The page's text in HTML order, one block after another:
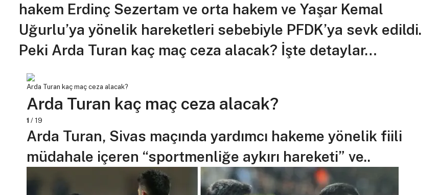
hakem Erdinç Sezertam ve orta hakem ve Yaşar Kemal
Uğurlu’ya yönelik hareketleri sebebiyle PFDK’ya sevk edildi.
Peki Arda Turan kaç maç ceza alacak? İşte detaylar…
Arda Turan kaç maç ceza alacak?
Arda Turan kaç maç ceza alacak?
1 / 19
Arda Turan, Sivas maçında yardımcı hakeme yönelik fiili
müdahale içeren “sportmenliğe aykırı hareketi” ve..